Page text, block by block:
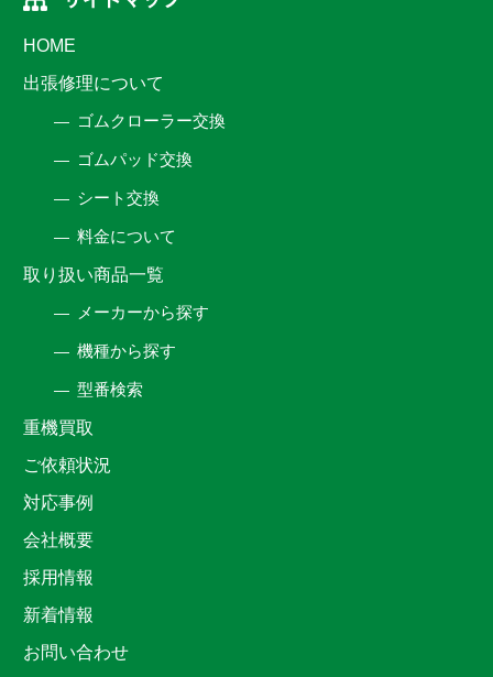
HOME
出張修理について
ゴムクローラー交換
ゴムパッド交換
シート交換
料金について
取り扱い商品一覧
メーカーから探す
機種から探す
型番検索
重機買取
ご依頼状況
対応事例
会社概要
採用情報
新着情報
お問い合わせ